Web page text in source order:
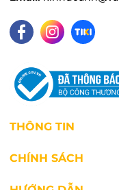
được độ mềm
cơm. Ưu điểm ấn
chế thoát nhiệt,
THÔNG TIN
CHÍNH SÁCH